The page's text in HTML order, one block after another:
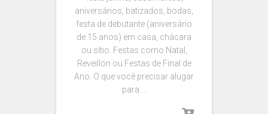
aniversários, batizados, bodas,
festa de debutante (aniversário
de 15 anos) em casa, chácara
ou sítio. Festas como Natal,
Reveillon ou Festas de Final de
Ano. O que você precisar alugar
para …